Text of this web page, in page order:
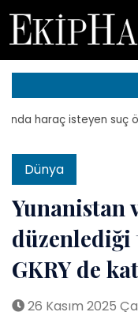
haraç isteyen suç
Dünya
Yunanistan
düzenlediği
GKRY de
26 Kasım 2025